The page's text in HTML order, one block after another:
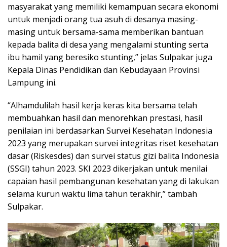
masyarakat yang memiliki kemampuan secara ekonomi
untuk menjadi orang tua asuh di desanya masing-
masing untuk bersama-sama memberikan bantuan
kepada balita di desa yang mengalami stunting serta
ibu hamil yang beresiko stunting,” jelas Sulpakar juga
Kepala Dinas Pendidikan dan Kebudayaan Provinsi
Lampung ini.
“Alhamdulilah hasil kerja keras kita bersama telah
membuahkan hasil dan menorehkan prestasi, hasil
penilaian ini berdasarkan Survei Kesehatan Indonesia
2023 yang merupakan survei integritas riset kesehatan
dasar (Riskesdes) dan survei status gizi balita Indonesia
(SSGI) tahun 2023. SKI 2023 dikerjakan untuk menilai
capaian hasil pembangunan kesehatan yang di lakukan
selama kurun waktu lima tahun terakhir,” tambah
Sulpakar.